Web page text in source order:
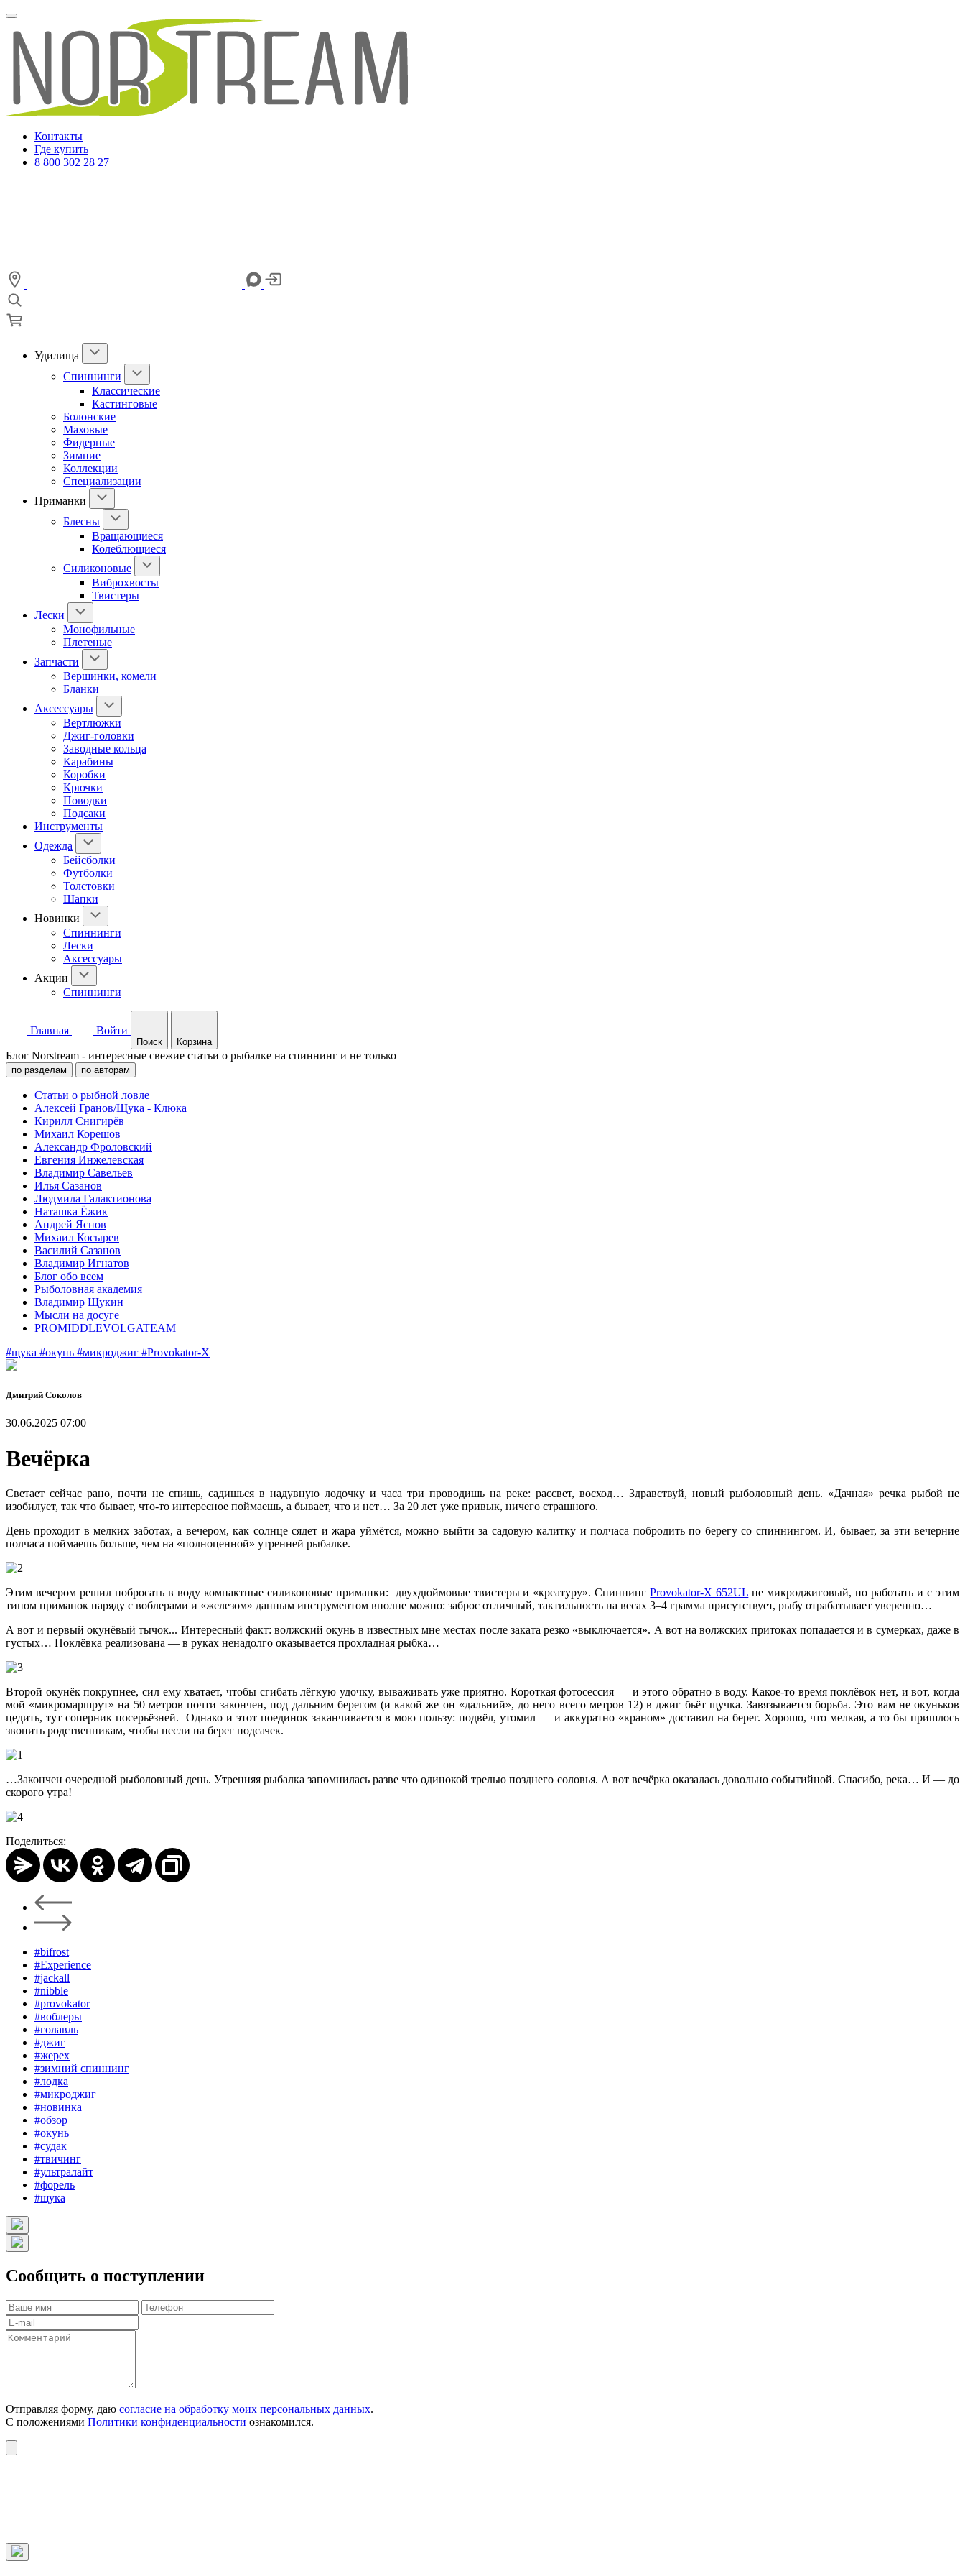
Контакты
Где купить
8 800 302 28 27
Удилища
Спиннинги
Классические
Кастинговые
Болонские
Маховые
Фидерные
Зимние
Коллекции
Специализации
Приманки
Блесны
Вращающиеся
Колеблющиеся
Силиконовые
Виброхвосты
Твистеры
Лески
Монофильные
Плетеные
Запчасти
Вершинки, комели
Бланки
Аксессуары
Вертлюжки
Джиг-головки
Заводные кольца
Карабины
Коробки
Крючки
Поводки
Подсаки
Инструменты
Одежда
Бейсболки
Футболки
Толстовки
Шапки
Новинки
Спиннинги
Лески
Аксессуары
Акции
Спиннинги
Главная Войти
Поиск Корзина
Блог Norstream - интересные свежие статьи о рыбалке на спиннинг и не только
по разделам по авторам
Статьи о рыбной ловле
Алексей Гранов/Щука - Клюка
Кирилл Снигирёв
Михаил Корешов
Александр Фроловский
Евгения Инжелевская
Владимир Савельев
Илья Сазанов
Людмила Галактионова
Наташка Ёжик
Андрей Яснов
Михаил Косырев
Василий Сазанов
Владимир Игнатов
Блог обо всем
Рыболовная академия
Владимир Щукин
Мысли на досуге
PROMIDDLEVOLGATEAM
#щука #окунь #микроджиг #Provokator-X
Дмитрий Соколов
30.06.2025 07:00
Вечёрка
Светает сейчас рано, почти не спишь, садишься в надувную лодочку и часа три проводишь на реке: рассвет, восход… Здравствуй, новый рыболовный день. «Дачная» речка рыбой не
изобилует, так что бывает, что-то интересное поймаешь, а бывает, что и нет… За 20 лет уже привык, ничего страшного.
День проходит в мелких заботах, а вечером, как солнце сядет и жара уймётся, можно выйти за садовую калитку и полчаса побродить по берегу со спиннингом. И, бывает, за эти вечерние
полчаса поймаешь больше, чем на «полноценной» утренней рыбалке.
Этим вечером решил побросать в воду компактные силиконовые приманки: двухдюймовые твистеры и «креатуру». СпиннингProvokator-X 652UL не микроджиговый, но работать и с этим
типом приманок наряду с воблерами и «железом» данным инструментом вполне можно: заброс отличный, тактильность на весах 3–4 грамма присутствует, рыбу отрабатывает уверенно…
А вот и первый окунёвый тычок... Интересный факт: волжский окунь в известных мне местах после заката резко «выключается». А вот на волжских притоках попадается и в сумерках, даже в
густых… Поклёвка реализована — в руках ненадолго оказывается прохладная рыбка…
Второй окунёк покрупнее, сил ему хватает, чтобы сгибать лёгкую удочку, вываживать уже приятно. Короткая фотосессия — и этого обратно в воду. Какое-то время поклёвок нет, и вот, когда
мой «микромаршрут» на 50 метров почти закончен, под дальним берегом (и какой же он «дальний», до него всего метров 12) в джиг бьёт щучка. Завязывается борьба. Это вам не окуньков
цедить, тут соперник посерьёзней. Однако и этот поединок заканчивается в мою пользу: подвёл, утомил — и аккуратно «краном» доставил на берег. Хорошо, что мелкая, а то бы пришлось
звонить родственникам, чтобы несли на берег подсачек.
…Закончен очередной рыболовный день. Утренняя рыбалка запомнилась разве что одинокой трелью позднего соловья. А вот вечёрка оказалась довольно событийной. Спасибо, река… И — до
скорого утра!
Поделиться:
#bifrost
#Experience
#jackall
#nibble
#provokator
#воблеры
#голавль
#джиг
#жерех
#зимний спиннинг
#лодка
#микроджиг
#новинка
#обзор
#окунь
#судак
#твичинг
#ультралайт
#форель
#щука
Сообщить о поступлении
Отправляя форму, даю согласие на обработку моих персональных данных.
С положениями Политики конфиденциальности ознакомился.